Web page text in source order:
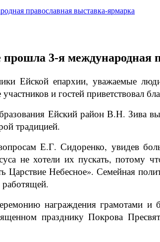
прошла 3-я международная
Ейской епархии, уважаемые
и гостей приветствовал
Ейский район В.Н. Зива
традицией.
Е.Г. Сидоренко, увидев
не хотели их пускать, потому
Царствие Небесное». Семейная
награждения грамотами и
празднику Покрова